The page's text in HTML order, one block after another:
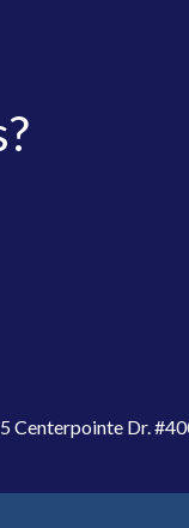
5 Centerpointe Dr.